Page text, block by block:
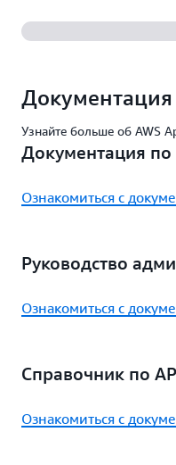
Документация
Узнайте больше об AWS
Документация по
Ознакомиться с
Руководство
Ознакомиться с
Справочник по
Ознакомиться с